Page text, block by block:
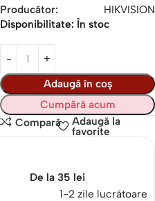
Producător:
HIKVISION
Disponibilitate: În stoc
Adaugă în coș
Cumpără acum
Compară
Adaugă la
favorite
De la 35 lei
1-2 zile lucrătoare